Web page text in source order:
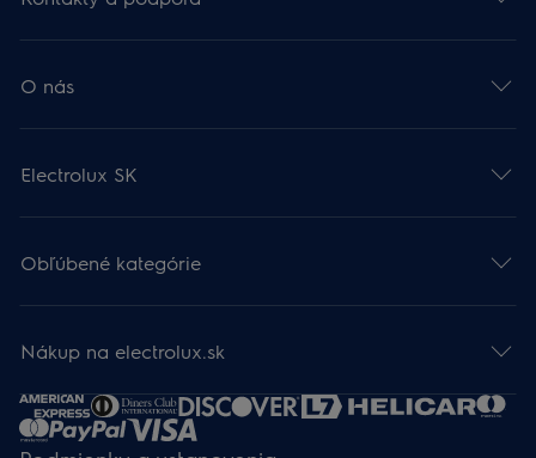
O nás
Electrolux SK
Obľúbené kategórie
Nákup na electrolux.sk